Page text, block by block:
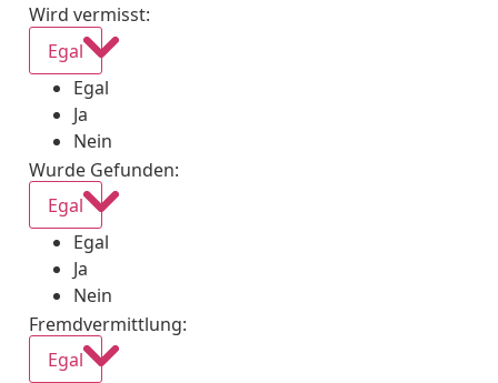
Wird vermisst:
Egal
Egal
Ja
Nein
Wurde Gefunden:
Egal
Egal
Ja
Nein
Fremdvermittlung:
Egal